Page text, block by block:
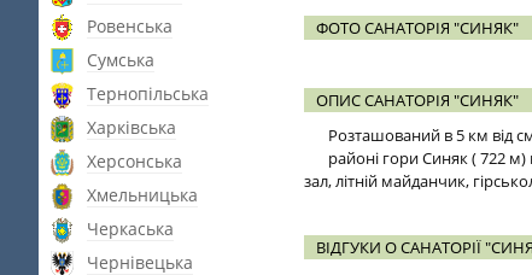
Ровенська
Сумська
Тернопільська
Харківська
Херсонська
Хмельницька
Черкаська
Чернівецька
ФОТО САНАТОРІЯ "СИНЯК"
ОПИС САНАТОРІЯ "СИНЯК"
Розташований в 5 км від
районі гори Синяк ( 722 м)
зал, літній майданчик,
ВІДГУКИ О САНАТОРІЇ